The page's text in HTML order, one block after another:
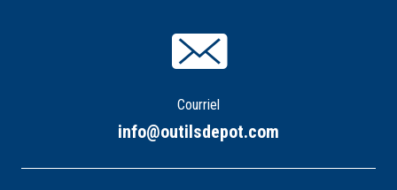
Courriel
info@outilsdepot.com